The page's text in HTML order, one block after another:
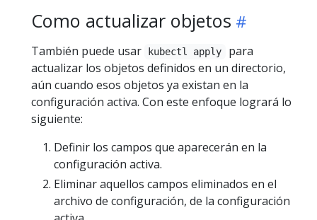
Como actualizar objetos
También puede usar kubectl apply
para
actualizar los objetos definidos en un directorio,
aún cuando esos objetos ya existan en la
configuración activa. Con este enfoque logrará lo
siguiente:
Definir los campos que aparecerán en la
configuración activa.
Eliminar aquellos campos eliminados en el
archivo de configuración, de la configuración